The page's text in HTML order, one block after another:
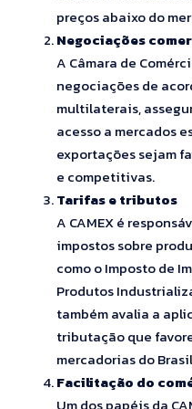
preços abaixo do
Negociações
A Câmara de
negociações de
multilaterais,
acesso a mercados
exportações sejam
e competitivas.
Tarifas e tributos
A CAMEX é
impostos sobre
como o Imposto de
Produtos
também avalia a
tributação que
mercadorias do
Facilitação do